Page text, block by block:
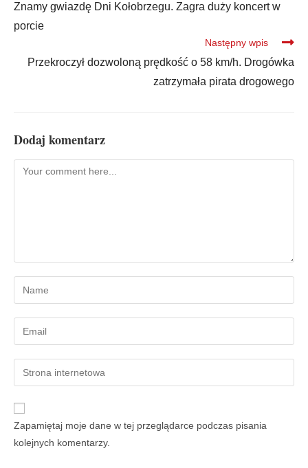
Znamy gwiazdę Dni Kołobrzegu. Zagra duży koncert w
porcie
Następny wpis
Przekroczył dozwoloną prędkość o 58 km/h. Drogówka
zatrzymała pirata drogowego
Dodaj komentarz
Zapamiętaj moje dane w tej przeglądarce podczas pisania
kolejnych komentarzy.